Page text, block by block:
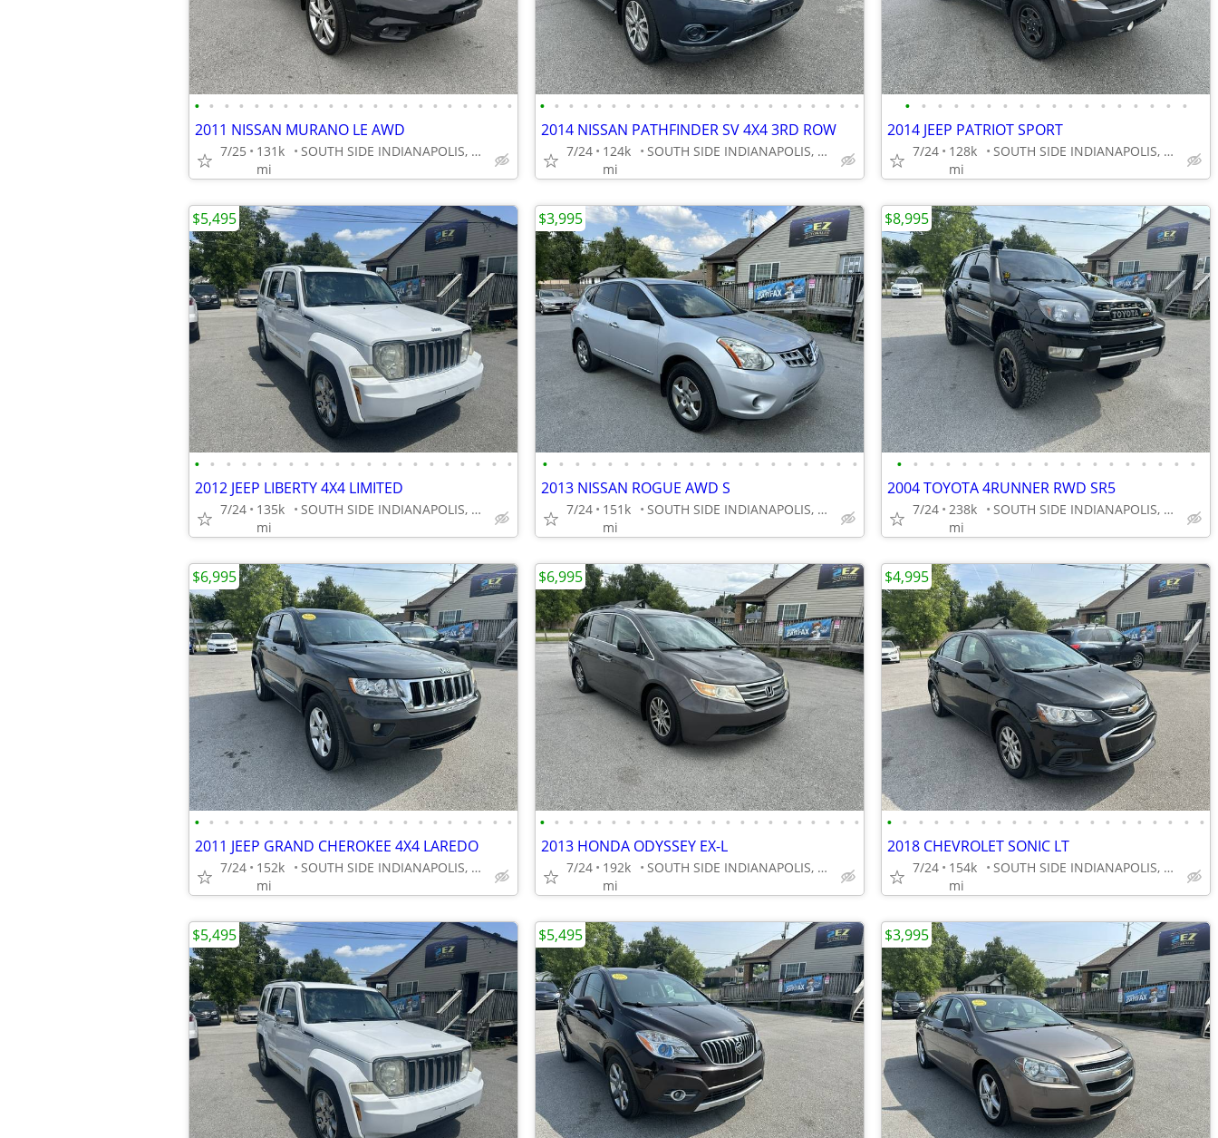
• • • • • • • • • • • • • • • • • • • • • •
2011 NISSAN MURANO LE AWD
7/25
131k
mi
SOUTH SIDE INDIANAPOLIS, GREENWOOD
• • • • • • • • • • • • • • • • • • • • • • •
2014 NISSAN PATHFINDER SV 4X4 3RD ROW
7/24
124k
mi
SOUTH SIDE INDIANAPOLIS, GREENWOOD
• • • • • • • • • • • • • • • • • •
2014 JEEP PATRIOT SPORT
7/24
128k
mi
SOUTH SIDE INDIANAPOLIS, GREENWOOD
• • • • • • • • • • • • • • • • • • • • •
2012 JEEP LIBERTY 4X4 LIMITED
7/24
135k
mi
SOUTH SIDE INDIANAPOLIS, GREENWOOD
$5,495
• • • • • • • • • • • • • • • • • • • •
2013 NISSAN ROGUE AWD S
7/24
151k
mi
SOUTH SIDE INDIANAPOLIS, GREENWOOD
$3,995
• • • • • • • • • • • • • • • • • • •
2004 TOYOTA 4RUNNER RWD SR5
7/24 238k
mi
SOUTH SIDE INDIANAPOLIS, GREENWOOD
$8,995
• • • • • • • • • • • • • • • • • • • • • •
2011 JEEP GRAND CHEROKEE 4X4 LAREDO
7/24
152k
mi
SOUTH SIDE INDIANAPOLIS, GREENWOOD
$6,995
• • • • • • • • • • • • • • • • • • • • • • •
2013 HONDA ODYSSEY EX-L
7/24
192k
mi
SOUTH SIDE INDIANAPOLIS, GREENWOOD
$6,995
• • • • • • • • • • • • • • • • • • • • •
2018 CHEVROLET SONIC LT
7/24
154k
mi
SOUTH SIDE INDIANAPOLIS, GREENWOOD
$4,995
$5,495 $5,495 $3,995